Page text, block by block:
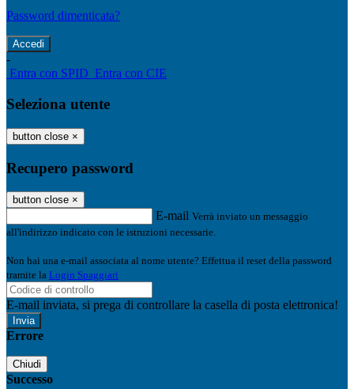
Password dimenticata?
-
Entra con SPID Entra con CIE
Seleziona utente
button close ×
Recupero password
button close ×
E-mail Verrà inviato un messaggio
all'indirizzo indicato con le istruzioni necessarie.
Non hai una e-mail associata al nome utente? Effettua il reset della password
tramite la Login Spaggiari
E-mail inviata, si prega di controllare la casella di posta elettronica!
Errore
Chiudi
Successo